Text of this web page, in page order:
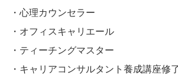
・心理カウンセラー
・オフィスキャリエール
・ティーチングマスター
・キャリアコンサルタント養成講座修